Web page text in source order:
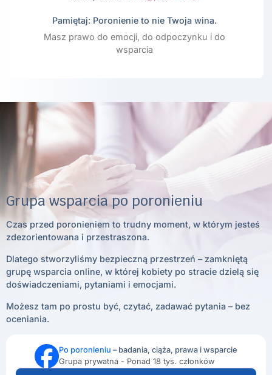
Pamiętaj: Poronienie to nie Twoja wina.
Masz prawo do emocji, do odpoczynku i do
wsparcia
Grupa wsparcia po poronieniu
Czas przed poronieniem to trudny moment, w którym jesteś
zdezorientowana i przestraszona.
Dlatego stworzyliśmy bezpieczną przestrzeń – zamkniętą
grupę wsparcia online, w której kobiety po stracie dzielą się
doświadczeniami, pytaniami i emocjami.
Możesz tam po prostu być, czytać, zadawać pytania – bez
oceniania.
Po poronieniu – badania, ciąża, prawa i wsparcie
Grupa prywatna - Ponad 18 tys. członków